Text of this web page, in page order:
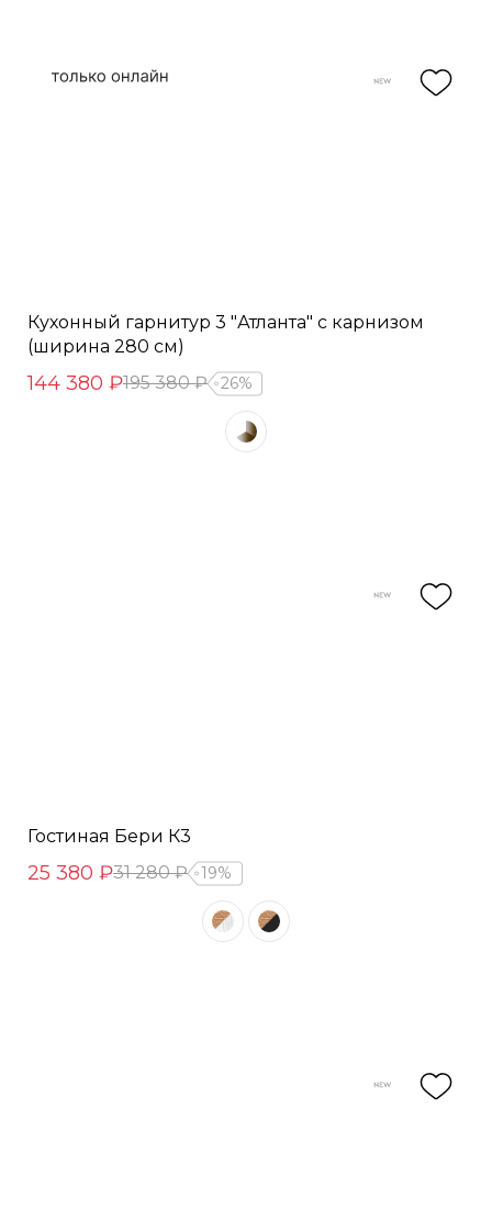
Кухонный гарнитур 3 "Атланта" с карнизом
(ширина 280 см)
144 380 ₽195 380 ₽ 26%
Гостиная Бери К3
25 380 ₽31 280 ₽ 19%